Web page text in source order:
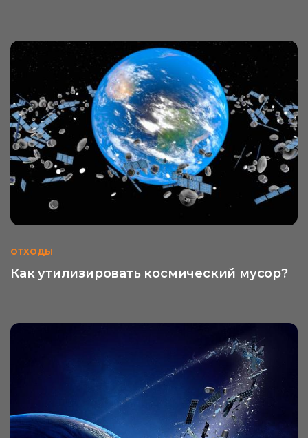
ОТХОДЫ
Как утилизировать космический мусор?